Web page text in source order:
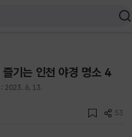
기는 인천 야경 명소 4
: 2023. 6. 13.
53